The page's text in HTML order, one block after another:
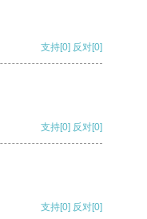
支持[0] 反对[0]
支持[0] 反对[0]
支持[0] 反对[0]